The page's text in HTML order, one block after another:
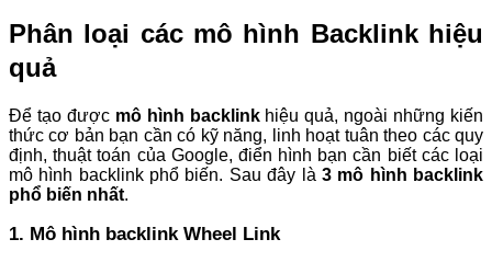
Phân loại các mô hình Backlink hiệu
quả
Để tạo được mô hình backlinkhiệu quả, ngoài những kiến
thức cơ bản bạn cần có kỹ năng, linh hoạt tuân theo các quy
định, thuật toán của Google, điển hình bạn cần biết các loại
mô hình backlink phổ biến. Sau đây là 3 mô hình backlink
phổ biến nhất.
1. Mô hình backlink Wheel Link